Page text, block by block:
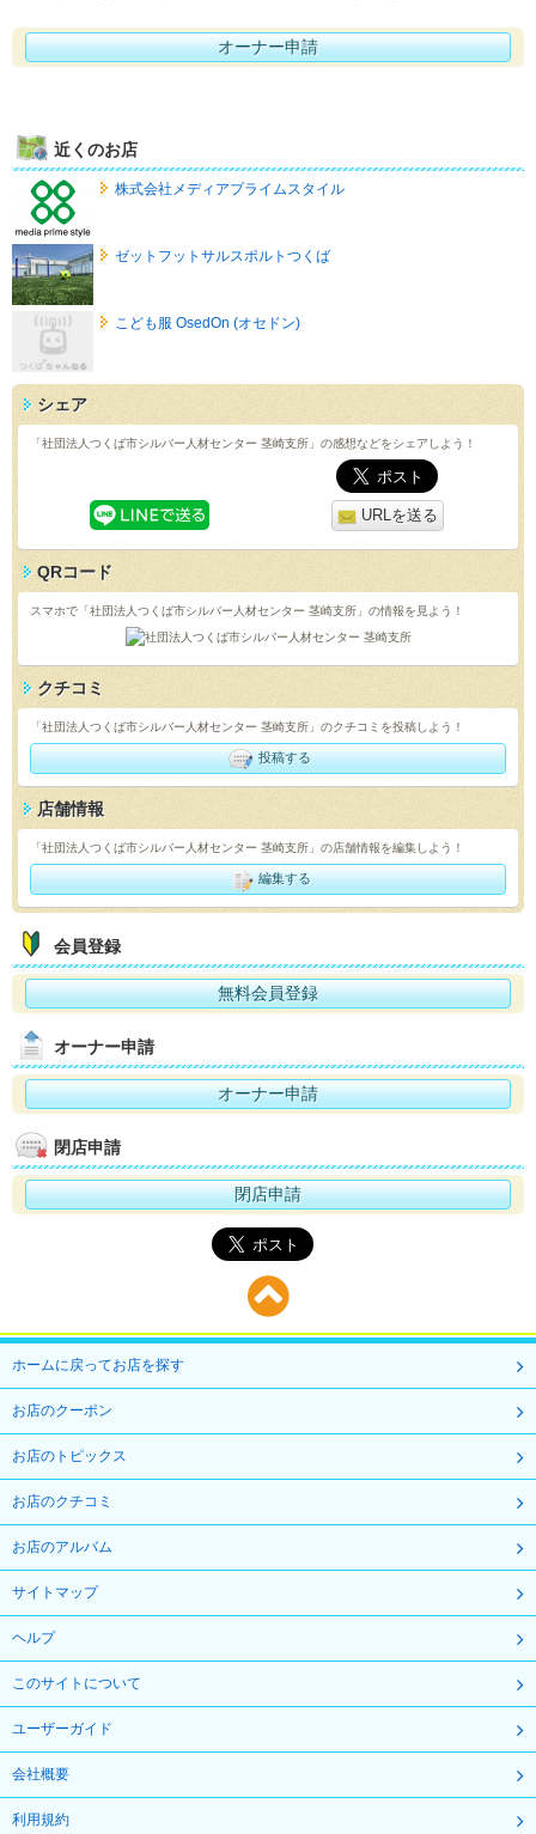
オーナー申請
近くのお店
株式会社メディアプライムスタイル
ゼットフットサルスポルトつくば
こども服 OsedOn (オセドン)
シェア
「社団法人つくば市シルバー人材センター 茎崎支所」の感想などをシェアしよう！
URLを送る
QRコード
スマホで「社団法人つくば市シルバー人材センター 茎崎支所」の情報を見よう！
クチコミ
「社団法人つくば市シルバー人材センター 茎崎支所」のクチコミを投稿しよう！
投稿する
店舗情報
「社団法人つくば市シルバー人材センター 茎崎支所」の店舗情報を編集しよう！
編集する
会員登録
無料会員登録
オーナー申請
オーナー申請
閉店申請
閉店申請
ホームに戻ってお店を探す
お店のクーポン
お店のトピックス
お店のクチコミ
お店のアルバム
サイトマップ
ヘルプ
このサイトについて
ユーザーガイド
会社概要
利用規約